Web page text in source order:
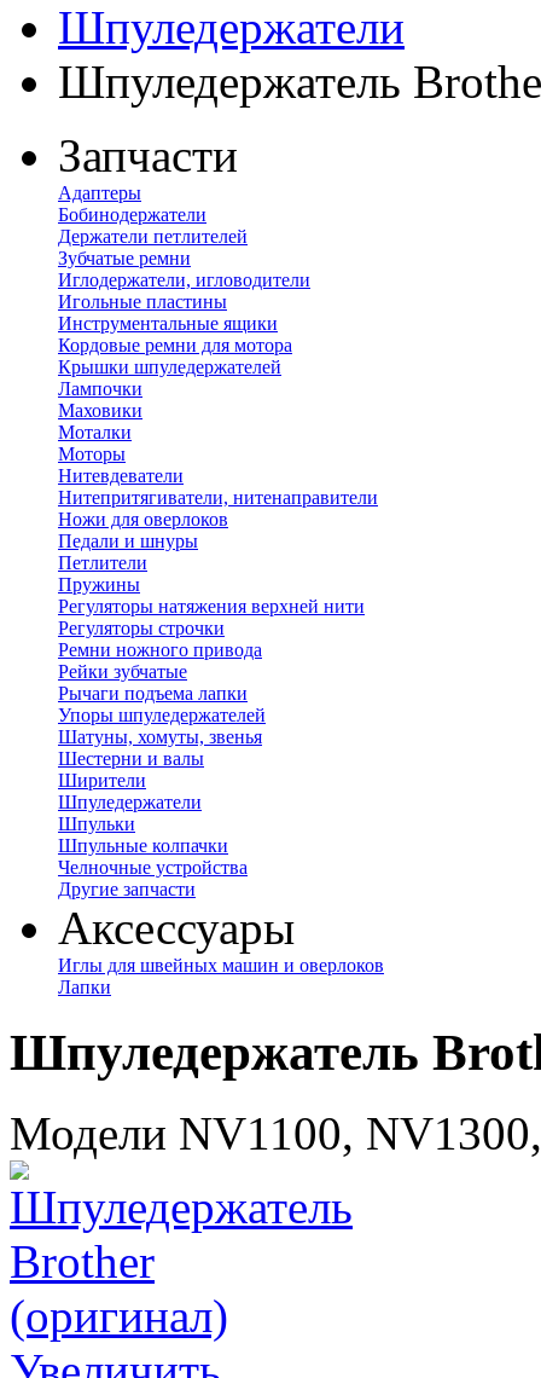
Шпуледержатели
Шпуледержатель
Запчасти
Адаптеры
Бобинодержатели
Держатели петлителей
Зубчатые ремни
Иглодержатели, игловодители
Игольные пластины
Инструментальные ящики
Кордовые ремни для мотора
Крышки шпуледержателей
Лампочки
Маховики
Моталки
Моторы
Нитевдеватели
Нитепритягиватели, нитенаправители
Ножи для оверлоков
Педали и шнуры
Петлители
Пружины
Регуляторы натяжения верхней нити
Регуляторы строчки
Ремни ножного привода
Рейки зубчатые
Рычаги подъема лапки
Упоры шпуледержателей
Шатуны, хомуты, звенья
Шестерни и валы
Ширители
Шпуледержатели
Шпульки
Шпульные колпачки
Челночные устройства
Другие запчасти
Аксессуары
Иглы для швейных машин и оверлоков
Лапки
Шпуледержатель
Модели NV1100,